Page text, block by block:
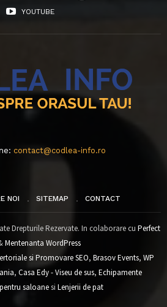
YOUTUBE
contact@codlea-info.ro
NOI SITEMAP CONTACT
Drepturile Rezervate. In colaborare cu Perfect
Mentenanta WordPress
si Promovare SEO, Brasov Events, WP
, Casa Edy - Viseu de sus, Echipamente
saloanesi Lenjerii de pat